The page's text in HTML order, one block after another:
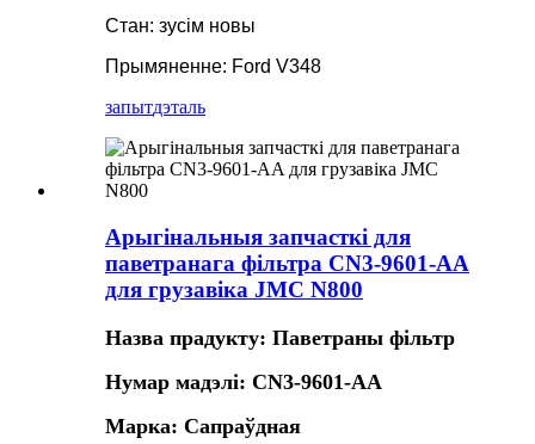
Стан: зусім новы
Прымяненне: Ford V348
запытдэталь
Арыгінальныя запчасткі для
паветранага фільтра CN3-9601-AA
для грузавіка JMC N800
Назва прадукту: Паветраны фільтр
Нумар мадэлі: CN3-9601-AA
Марка: Сапраўдная